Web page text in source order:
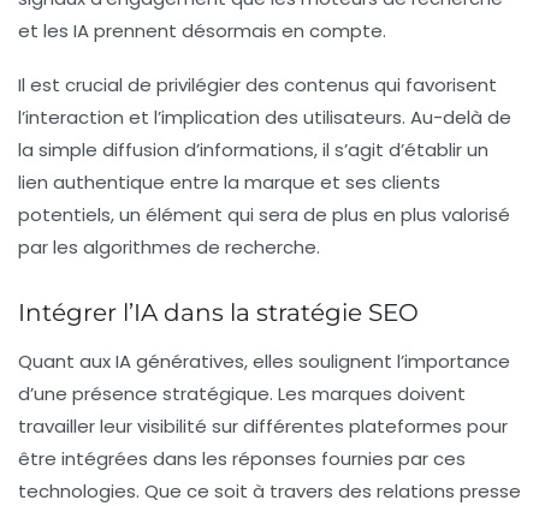
et les IA prennent désormais en compte.
Il est crucial de privilégier des contenus qui favorisent
l’interaction et l’implication des utilisateurs. Au-delà de
la simple diffusion d’informations, il s’agit d’établir un
lien authentique entre la marque et ses clients
potentiels, un élément qui sera de plus en plus valorisé
par les algorithmes de recherche.
Intégrer l’IA dans la stratégie SEO
Quant auxIA génératives, elles soulignent l’importance
d’une présence stratégique. Les marques doivent
travailler leur visibilité sur différentes plateformes pour
être intégrées dans les réponses fournies par ces
technologies. Que ce soit à travers des relations presse